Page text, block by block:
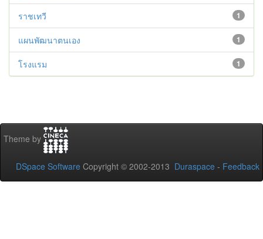
1
ราชเทวี
1
แผนพัฒนาตนเอง
1
โรงแรม
Theme by
DSpace Software Copyright © 2002-2013 Duraspace - Feedback